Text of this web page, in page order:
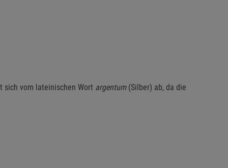
sich vom lateinischen Wort argentum(Silber) ab, da die